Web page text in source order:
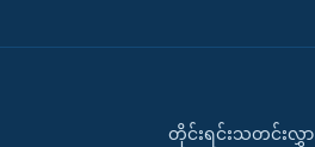
တိုင်းရင်းသတင်းလွှာ